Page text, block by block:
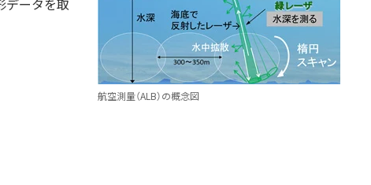
データを取
航空測量（ALB）の概念図